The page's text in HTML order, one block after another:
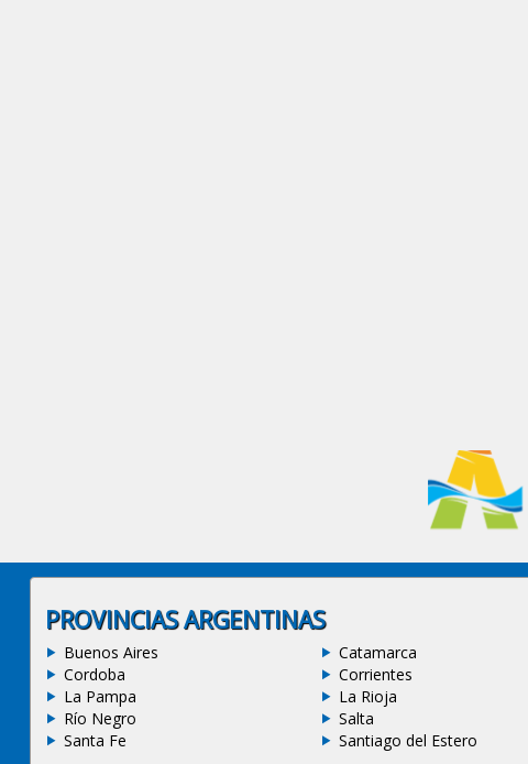
PROVINCIAS ARGENTINAS
Buenos Aires Catamarca
Cordoba
Corrientes
La Pampa
La Rioja
Río Negro
Salta
Santa Fe
Santiago del Estero